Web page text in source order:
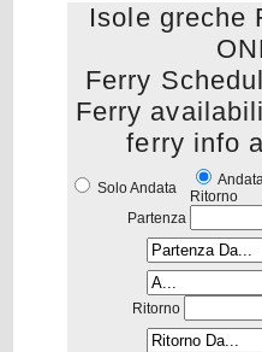
Isole greche
Ferry
Ferry
ferry info
Solo Andata
Ritorno
Partenza
Ritorno